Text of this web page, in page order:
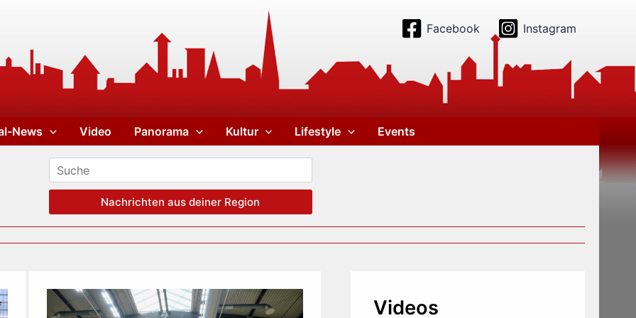
Facebook Instagram
News Video Panorama Kultur Lifestyle Events
Nachrichten aus deiner Region
Videos